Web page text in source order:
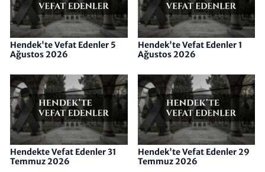
Hendek'te Vefat Edenler 5
Ağustos 2026
Hendek'te Vefat Edenler 1
Ağustos 2026
Hendekte Vefat Edenler 31
Temmuz 2026
Hendek'te Vefat Edenler 29
Temmuz 2026